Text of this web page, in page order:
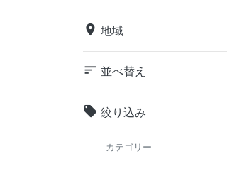
place 地域
sort 並べ替え
local_offer 絞り込み
カテゴリー